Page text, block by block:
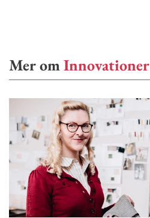
Mer omInnovationer